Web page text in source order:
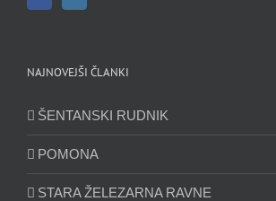
NAJNOVEJŠI ČLANKI
ŠENTANSKI RUDNIK
POMONA
STARA ŽELEZARNA RAVNE